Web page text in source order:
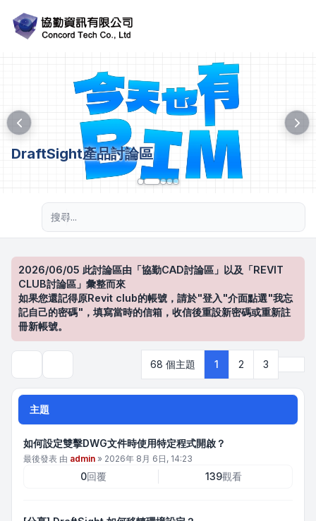
DraftSight產品討論區
2026/06/05 此討論區由「協勤CAD討論區」以及「REVIT
CLUB討論區」彙整而來
如果您還記得原Revit club的帳號，請於"登入"介面點選"我忘
記自己的密碼"，填寫當時的信箱，收信後重設新密碼或重新註
冊新帳號。
68 個主題 1 2 3
主題
如何設定雙擊DWG文件時使用特定程式開啟？
最後發表 由 admin » 2026年 8月 6日, 14:23
0回覆 139觀看